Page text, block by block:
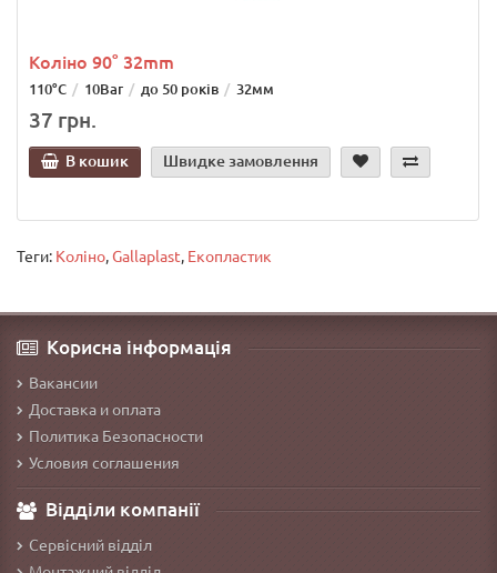
Коліно 90° 32mm
110°С 10Bar до 50 років 32мм
37 грн.
В кошик Швидке замовлення
Теги: Коліно,Gallaplast, Екопластик
Корисна інформація
Вакансии
Доставка и оплата
Политика Безопасности
Условия соглашения
Відділи компанії
Сервісний відділ